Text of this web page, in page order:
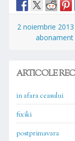
2 noiembrie 2013
ARTICOLE
in afara ceasului
fixiki
postprimavara